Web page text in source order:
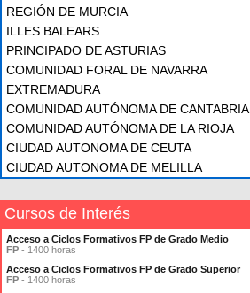
REGIÓN DE MURCIA
ILLES BALEARS
PRINCIPADO DE ASTURIAS
COMUNIDAD FORAL DE NAVARRA
EXTREMADURA
COMUNIDAD AUTÓNOMA DE CANTABRIA
COMUNIDAD AUTÓNOMA DE LA RIOJA
CIUDAD AUTONOMA DE CEUTA
CIUDAD AUTONOMA DE MELILLA
Cursos de Interés
Acceso a Ciclos Formativos FP de Grado Medio
FP - 1400 horas
Acceso a Ciclos Formativos FP de Grado Superior
FP - 1400 horas